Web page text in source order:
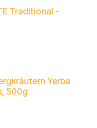
Traditional -
Yerba
500g